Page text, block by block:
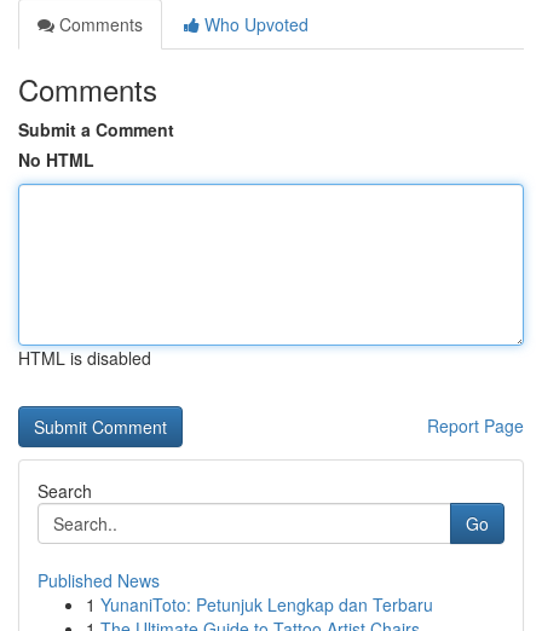
Comments
Who Upvoted
Comments
Submit a Comment
No HTML
HTML is disabled
Report Page
Search
Go
Published News
1 YunaniToto: Petunjuk Lengkap dan Terbaru